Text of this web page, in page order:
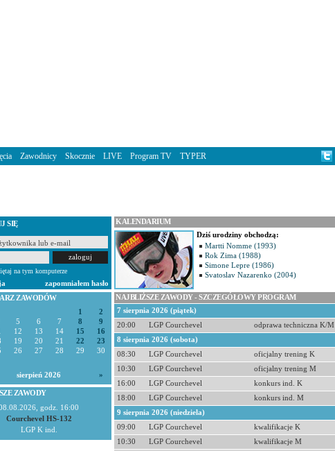
SIĘ
na tym komputerze
zapomniałem hasło
ZAWODÓW
1
2
5 6 7 8
9
12 13 14 15
16
19 20 21 22
23
26 27 28 29
30
sierpień 2026 »
ZAWODY
godz. 16:00
Courchevel HS-132
LGP K ind.
KALENDARIUM
Dziś urodziny obchodzą:
Martti Nomme (1993)
Rok Zima (1988)
Simone Lepre (1986)
Svatoslav Nazarenko (2004)
NAJBLIŻSZE ZAWODY - SZCZEGÓŁOWY PROGRAM
7 sierpnia 2026 (piątek)
20:00
LGP Courchevel
odprawa techniczna K/M
8 sierpnia 2026 (sobota)
08:30
LGP Courchevel
oficjalny trening K
10:30
LGP Courchevel
oficjalny trening M
16:00
LGP Courchevel
konkurs ind. K
18:00
LGP Courchevel
konkurs ind. M
9 sierpnia 2026 (niedziela)
09:00
LGP Courchevel
kwalifikacje K
10:30
LGP Courchevel
kwalifikacje M
Zawodnicy Skocznie LIVE Program TV TYPER